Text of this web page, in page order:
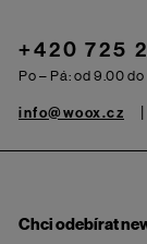
+420 725
Po – Pá: od 9.00 do
info@woox.cz
Chci odebírat